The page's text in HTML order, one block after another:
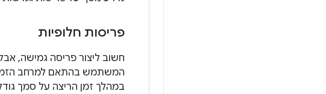
פריסות חלופיות
חשוב ליצור פריסה גמישה,
במהלך זמן הריצה על סמך